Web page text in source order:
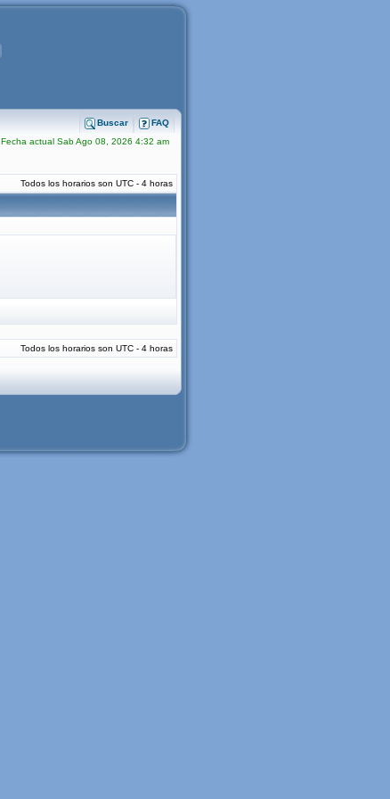
FAQ
Buscar
Fecha actual Sab Ago 08, 2026 4:32 am
Todos los horarios son UTC - 4 horas
Todos los horarios son UTC - 4 horas